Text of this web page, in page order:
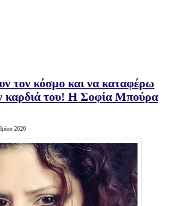
τον κόσμο και να καταφέρω
του! Η Σοφία Μπούρα
2020